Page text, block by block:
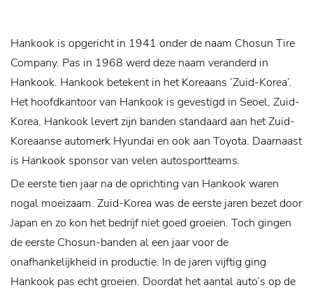
Hankook is opgericht in 1941 onder de naam Chosun Tire
Company. Pas in 1968 werd deze naam veranderd in
Hankook. Hankook betekent in het Koreaans ‘Zuid-Korea’.
Het hoofdkantoor van Hankook is gevestigd in Seoel, Zuid-
Korea. Hankook levert zijn banden standaard aan het Zuid-
Koreaanse automerk Hyundai en ook aan Toyota. Daarnaast
is Hankook sponsor van velen autosportteams.
De eerste tien jaar na de oprichting van Hankook waren
nogal moeizaam. Zuid-Korea was de eerste jaren bezet door
Japan en zo kon het bedrijf niet goed groeien. Toch gingen
de eerste Chosun-banden al een jaar voor de
onafhankelijkheid in productie. In de jaren vijftig ging
Hankook pas echt groeien. Doordat het aantal auto’s op de